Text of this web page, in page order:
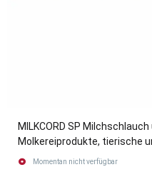
MILKCORD SP
Molkereiprodukte, tierische
Momentan nicht verfügbar